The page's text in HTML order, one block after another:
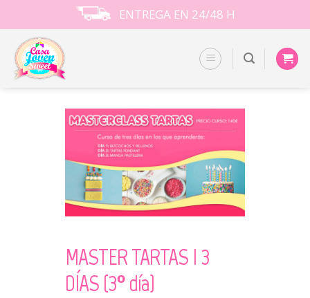
to
content
ENTREGA EN 24/48 H
MASTER TARTAS I 3
DÍAS (3º día)